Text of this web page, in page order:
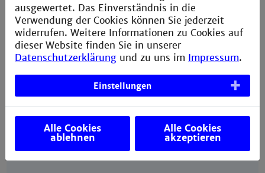
Prof. Dr. Dennis Gövert
Building G, Room 226
+49 621 292-6821
+49 621 292-6420
d.goevert@th-mannheim.de
Sprechzeiten
ausgewertet. Das Einverständnis in die
Verwendung der Cookies können Sie jederzeit
widerrufen. Weitere Informationen zu Cookies auf
dieser Website finden Sie in unserer
Datenschutzerklärung und zu uns im Impressum.
Einstellungen
Alle Cookies
ablehnen
Alle Cookies
akzeptieren